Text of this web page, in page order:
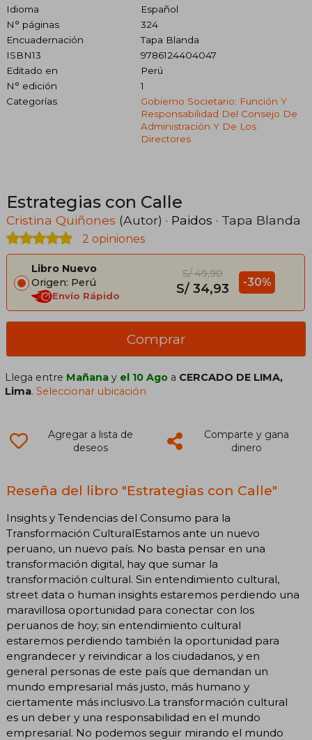
Idioma
Español
N° páginas
324
Encuadernación
Tapa Blanda
ISBN13
9786124404047
Editado en
Perú
N° edición
1
Categorías
Gobierno Societario: Función Y
Responsabilidad Del Consejo De
Administración Y De Los
Directores
Estrategias con Calle
Cristina Quiñones (Autor) · Paidos · Tapa Blanda
2 opiniones
Libro Nuevo
Origen: Perú
Envío Rápido
S/ 49,90
S/ 34,93 -30%
Comprar
Llega entre Mañana y el 10 Ago a CERCADO DE LIMA,
Lima.Seleccionar ubicación
Agregar a lista de
deseos
Comparte y gana
dinero
Reseña del libro "Estrategias con Calle"
Insights y Tendencias del Consumo para la
Transformación CulturalEstamos ante un nuevo
peruano, un nuevo país. No basta pensar en una
transformación digital, hay que sumar la
transformación cultural. Sin entendimiento cultural,
street data o human insights estaremos perdiendo una
maravillosa oportunidad para conectar con los
peruanos de hoy; sin entendimiento cultural
estaremos perdiendo también la oportunidad para
engrandecer y reivindicar a los ciudadanos, y en
general personas de este país que demandan un
mundo empresarial más justo, más humano y
ciertamente más inclusivo.La transformación cultural
es un deber y una responsabilidad en el mundo
empresarial. No podemos seguir mirando el mundo